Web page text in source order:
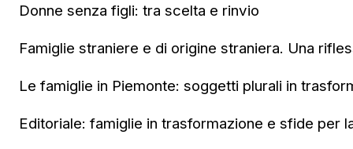
Donne senza figli: tra scelta e rinvio
Famiglie straniere e di origine straniera. Una
Le famiglie in Piemonte: soggetti plurali in
Editoriale: famiglie in trasformazione e sfide per